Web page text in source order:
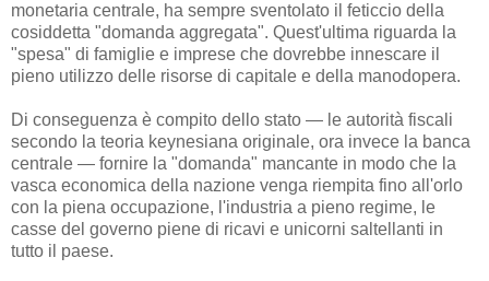
monetaria centrale, ha sempre sventolato il feticcio della
cosiddetta "domanda aggregata". Quest'ultima riguarda la
"spesa" di famiglie e imprese che dovrebbe innescare il
pieno utilizzo delle risorse di capitale e della manodopera.
Di conseguenza è compito dello stato — le autorità fiscali
secondo la teoria keynesiana originale, ora invece la banca
centrale — fornire la "domanda" mancante in modo che la
vasca economica della nazione venga riempita fino all'orlo
con la piena occupazione, l'industria a pieno regime, le
casse del governo piene di ricavi e unicorni saltellanti in
tutto il paese.